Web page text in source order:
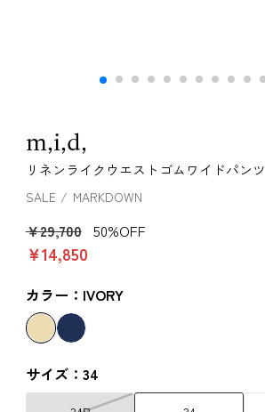
m,i,d,
リネンライクウエストゴムワイドパンツ
SALE MARKDOWN
￥29,700 50%OFF
￥14,850
カラー：IVORY
サイズ：34